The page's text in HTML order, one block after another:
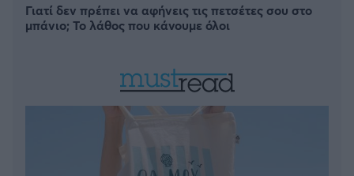
Γιατί δεν πρέπει να αφήνεις τις πετσέτες σου στο
μπάνιο; Το λάθος που κάνουμε όλοι